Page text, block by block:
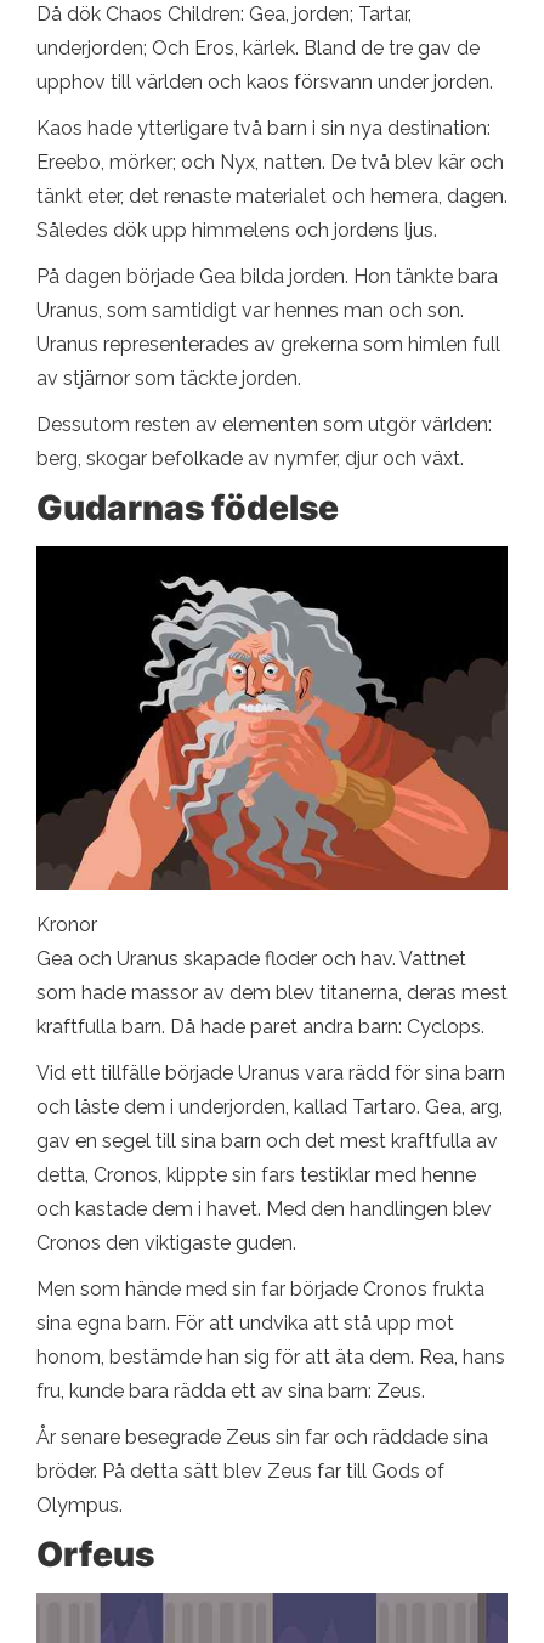
Då dök Chaos Children: Gea, jorden; Tartar,
underjorden; Och Eros, kärlek. Bland de tre gav de
upphov till världen och kaos försvann under jorden.
Kaos hade ytterligare två barn i sin nya destination:
Ereebo, mörker; och Nyx, natten. De två blev kär och
tänkt eter, det renaste materialet och hemera, dagen.
Således dök upp himmelens och jordens ljus.
På dagen började Gea bilda jorden. Hon tänkte bara
Uranus, som samtidigt var hennes man och son.
Uranus representerades av grekerna som himlen full
av stjärnor som täckte jorden.
Dessutom resten av elementen som utgör världen:
berg, skogar befolkade av nymfer, djur och växt.
Gudarnas födelse
Kronor
Gea och Uranus skapade floder och hav. Vattnet
som hade massor av dem blev titanerna, deras mest
kraftfulla barn. Då hade paret andra barn: Cyclops.
Vid ett tillfälle började Uranus vara rädd för sina barn
och låste dem i underjorden, kallad Tartaro. Gea, arg,
gav en segel till sina barn och det mest kraftfulla av
detta, Cronos, klippte sin fars testiklar med henne
och kastade dem i havet. Med den handlingen blev
Cronos den viktigaste guden.
Men som hände med sin far började Cronos frukta
sina egna barn. För att undvika att stå upp mot
honom, bestämde han sig för att äta dem. Rea, hans
fru, kunde bara rädda ett av sina barn: Zeus.
År senare besegrade Zeus sin far och räddade sina
bröder. På detta sätt blev Zeus far till Gods of
Olympus.
Orfeus